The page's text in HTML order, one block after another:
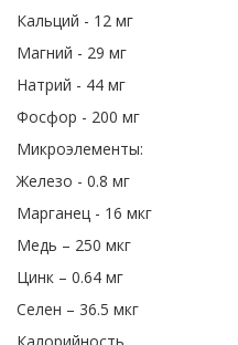
Кальций - 12 мг
Магний - 29 мг
Натрий - 44 мг
Фосфор - 200 мг
Микроэлементы:
Железо - 0.8 мг
Марганец - 16 мкг
Медь – 250 мкг
Цинк – 0.64 мг
Селен – 36.5 мкг